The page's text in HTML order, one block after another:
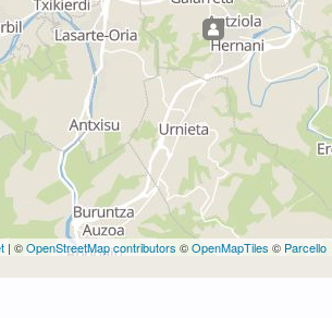
| ©OpenStreetMap contributors ©OpenMapTiles © Parcello